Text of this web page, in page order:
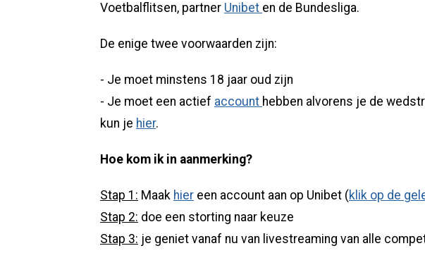
Voetbalflitsen, partner Unibet en de Bundesliga.
De enige twee voorwaarden zijn:
- Je moet minstens 18 jaar oud zijn
- Je moet een actief account hebben alvorens je de
kun je hier.
Hoe kom ik in aanmerking?
Stap 1: Maak hier een account aan op Unibet (klik op de
Stap 2: doe een storting naar keuze
Stap 3: je geniet vanaf nu van livestreaming van alle